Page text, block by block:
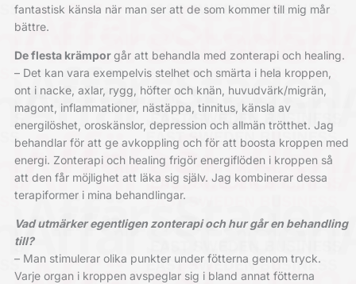
fantastisk känsla när man ser att de som kommer till mig mår
bättre.
De flesta krämporgår att behandla med zonterapi och healing.
– Det kan vara exempelvis stelhet och smärta i hela kroppen,
ont i nacke, axlar, rygg, höfter och knän, huvudvärk/migrän,
magont, inflammationer, nästäppa, tinnitus, känsla av
energilöshet, oroskänslor, depression och allmän trötthet. Jag
behandlar för att ge avkoppling och för att boosta kroppen med
energi. Zonterapi och healing frigör energiflöden i kroppen så
att den får möjlighet att läka sig själv. Jag kombinerar dessa
terapiformer i mina behandlingar.
Vad utmärker egentligen zonterapi och hur går en behandling
till?
– Man stimulerar olika punkter under fötterna genom tryck.
Varje organ i kroppen avspeglar sig i bland annat fötterna